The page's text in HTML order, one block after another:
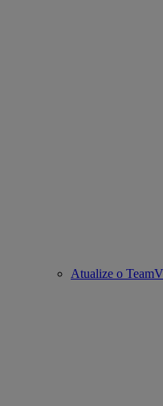
Atualize o